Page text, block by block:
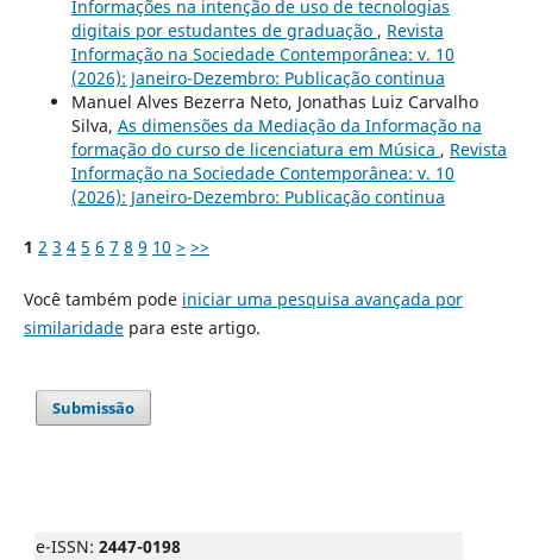
Informações na intenção de uso de tecnologias
digitais por estudantes de graduação , Revista
Informação na Sociedade Contemporânea: v. 10
(2026): Janeiro-Dezembro: Publicação continua
Manuel Alves Bezerra Neto, Jonathas Luiz Carvalho
Silva, As dimensões da Mediação da Informação na
formação do curso de licenciatura em Música , Revista
Informação na Sociedade Contemporânea: v. 10
(2026): Janeiro-Dezembro: Publicação continua
1 2 3 4 5 6 7 8 9 10 > >>
Você também pode iniciar uma pesquisa avançada por
similaridadepara este artigo.
Submissão
e-ISSN: 2447-0198